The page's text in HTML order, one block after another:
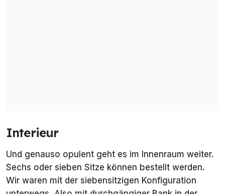
Interieur
Und genauso opulent geht es im Innenraum weiter.
Sechs oder sieben Sitze können bestellt werden.
Wir waren mit der siebensitzigen Konfiguration